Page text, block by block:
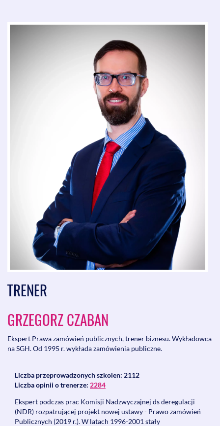
TRENER
GRZEGORZ CZABAN
Ekspert Prawa zamówień publicznych, trener biznesu. Wykładowca
na SGH. Od 1995 r. wykłada zamówienia publiczne.
Liczba przeprowadzonych szkolen: 2112
Liczba opinii o trenerze: 2284
Ekspert podczas prac Komisji Nadzwyczajnej ds deregulacji
(NDR) rozpatrującej projekt nowej ustawy - Prawo zamówień
Publicznych (2019 r.). W latach 1996-2001 stały